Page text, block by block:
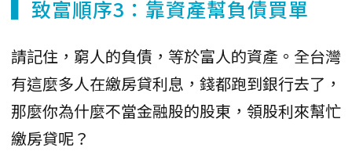
▍致富順序3：靠資產幫負債買單
請記住，窮人的負債，等於富人的資產。全台灣
有這麼多人在繳房貸利息，錢都跑到銀行去了，
那麼你為什麼不當金融股的股東，領股利來幫忙
繳房貸呢？